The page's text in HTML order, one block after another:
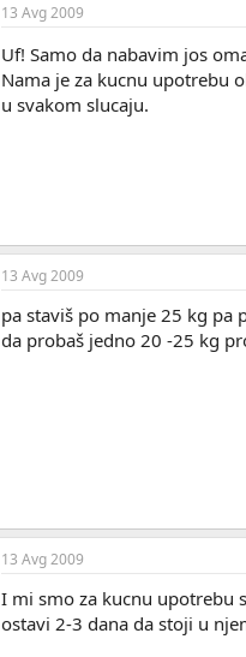
13 Avg 2009
Uf! Samo da nabavim jos
Nama je za kucnu upotrebu
u svakom slucaju.
13 Avg 2009
pa staviš po manje 25 kg pa
da probaš jedno 20 -25 kg
13 Avg 2009
I mi smo za kucnu upotrebu
ostavi 2-3 dana da stoji u